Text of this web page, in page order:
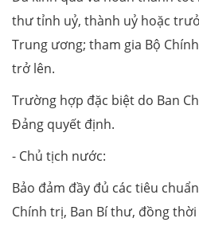
thư tỉnh uỷ, thành uỷ hoặc
Trung ương; tham gia Bộ
trở lên.
Trường hợp đặc biệt do Ban
Đảng quyết định.
- Chủ tịch nước:
Bảo đảm đầy đủ các tiêu
Chính trị, Ban Bí thư, đồng